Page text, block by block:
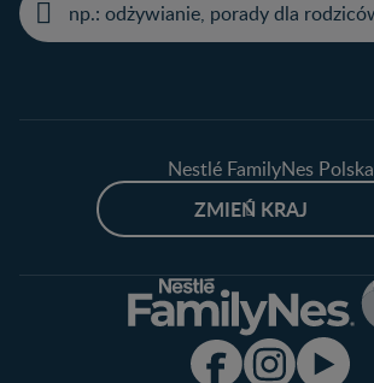
Nestlé FamilyNes Polska
ZMIEŃ KRAJ